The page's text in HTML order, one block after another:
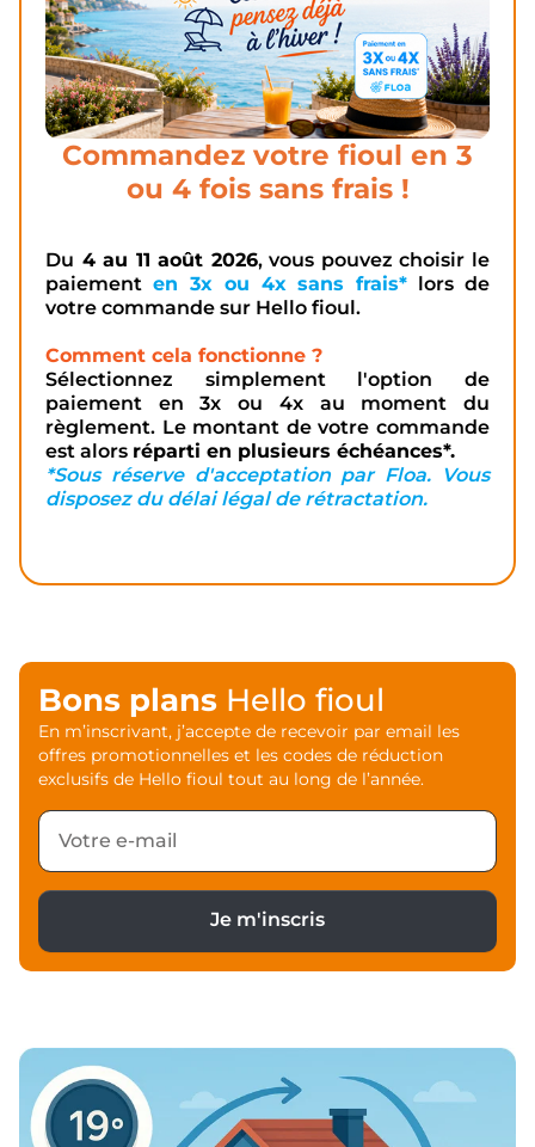
Commandez votre fioul en 3
ou 4 fois sans frais !
Du 4 au 11 août 2026, vous pouvez choisir le
paiement en 3x ou 4x sans frais* lors de
votre commande sur Hello fioul.
Comment cela fonctionne ?
Sélectionnez simplement l'option de
paiement en 3x ou 4x au moment du
règlement. Le montant de votre commande
est alors réparti en plusieurs échéances*.
*Sous réserve d'acceptation par Floa. Vous
disposez du délai légal de rétractation.
Bons plans Hello fioul
En m’inscrivant, j’accepte de recevoir par email les
offres promotionnelles et les codes de réduction
exclusifs de Hello fioul tout au long de l’année.
Je m'inscris